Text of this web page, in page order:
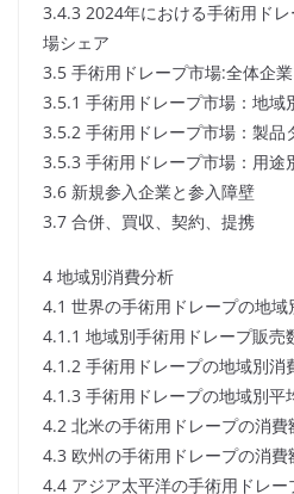
3.4.3 2024年における手術用ド
場シェア
3.5 手術用ドレープ市場:全体企
3.5.1 手術用ドレープ市場：地域
3.5.2 手術用ドレープ市場：製品
3.5.3 手術用ドレープ市場：用途
3.6 新規参入企業と参入障壁
3.7 合併、買収、契約、提携
4 地域別消費分析
4.1 世界の手術用ドレープの地域
4.1.1 地域別手術用ドレープ販売
4.1.2 手術用ドレープの地域別消
4.1.3 手術用ドレープの地域別平
4.2 北米の手術用ドレープの消費
4.3 欧州の手術用ドレープの消費
4.4 アジア太平洋の手術用ドレ